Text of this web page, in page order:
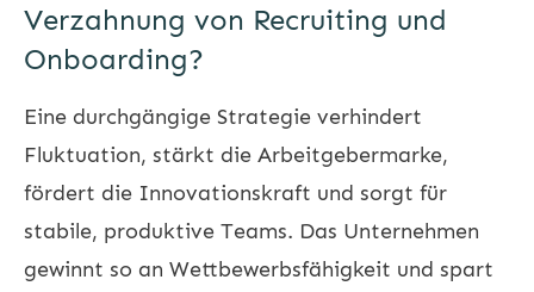
Verzahnung von Recruiting und
Onboarding?
Eine durchgängige Strategie verhindert
Fluktuation, stärkt die Arbeitgebermarke,
fördert die Innovationskraft und sorgt für
stabile, produktive Teams. Das Unternehmen
gewinnt so an Wettbewerbsfähigkeit und spart